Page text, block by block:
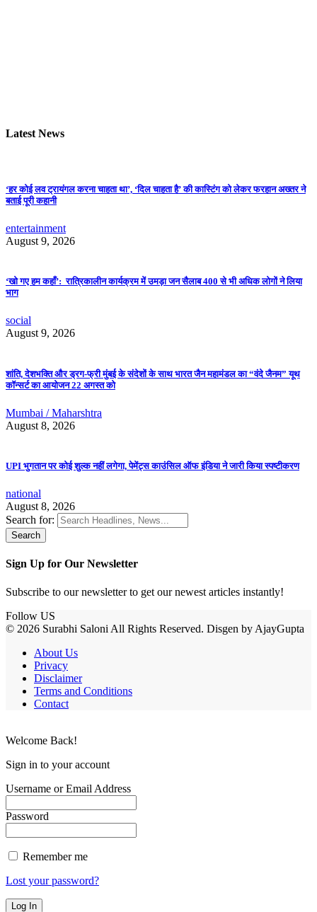
Latest News
‘हर कोई लव ट्रायंगल करना चाहता था’, ‘दिल चाहता है’ की कास्टिंग को लेकर फरहान अख्तर ने
बताई पूरी कहानी
entertainment
August 9, 2026
‘खो गए हम कहाँ’: रात्रिकालीन कार्यक्रम में उमड़ा जन सैलाब 400 से भी अधिक लोगों ने लिया
भाग
social
August 9, 2026
शांति, देशभक्ति और ड्रग-फ्री मुंबई के संदेशों के साथ भारत जैन महामंडल का “वंदे जैनम” यूथ
कॉन्सर्ट का आयोजन 22 अगस्त को
Mumbai / Maharshtra
August 8, 2026
UPI भुगतान पर कोई शुल्क नहीं लगेगा, पेमेंट्स काउंसिल ऑफ इंडिया ने जारी किया स्पष्टीकरण
national
August 8, 2026
Search for:
Sign Up for Our Newsletter
Subscribe to our newsletter to get our newest articles instantly!
Follow US
© 2026 Surabhi Saloni All Rights Reserved. Disgen by AjayGupta
About Us
Privacy
Disclaimer
Terms and Conditions
Contact
Welcome Back!
Sign in to your account
Username or Email Address
Password
Remember me
Lost your password?